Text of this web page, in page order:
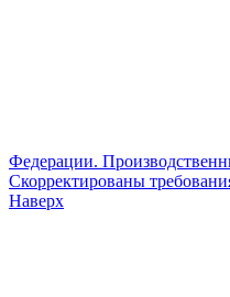
Федерации.
Скорректированы
Наверх